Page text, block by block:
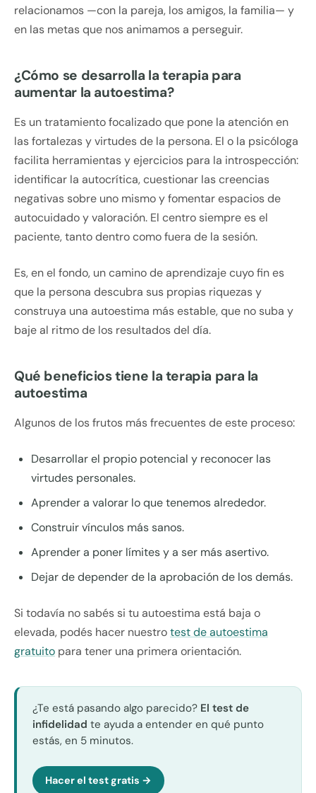
relacionamos —con la pareja, los amigos, la familia— y
en las metas que nos animamos a perseguir.
¿Cómo se desarrolla la terapia para
aumentar la autoestima?
Es un tratamiento focalizado que pone la atención en
las fortalezas y virtudes de la persona. El o la psicóloga
facilita herramientas y ejercicios para la introspección:
identificar la autocrítica, cuestionar las creencias
negativas sobre uno mismo y fomentar espacios de
autocuidado y valoración. El centro siempre es el
paciente, tanto dentro como fuera de la sesión.
Es, en el fondo, un camino de aprendizaje cuyo fin es
que la persona descubra sus propias riquezas y
construya una autoestima más estable, que no suba y
baje al ritmo de los resultados del día.
Qué beneficios tiene la terapia para la
autoestima
Algunos de los frutos más frecuentes de este proceso:
Desarrollar el propio potencial y reconocer las
virtudes personales.
Aprender a valorar lo que tenemos alrededor.
Construir vínculos más sanos.
Aprender a poner límites y a ser más asertivo.
Dejar de depender de la aprobación de los demás.
Si todavía no sabés si tu autoestima está baja o
elevada, podés hacer nuestrotest de autoestima
gratuito para tener una primera orientación.
¿Te está pasando algo parecido? El test de
infidelidad te ayuda a entender en qué punto
estás, en 5 minutos.
Hacer el test gratis →